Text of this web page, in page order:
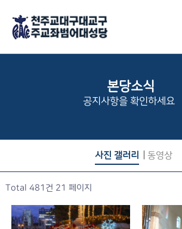
본당소식
공지사항을 확인하세요
사진 갤러리 동영상
Total 481건 21 페이지